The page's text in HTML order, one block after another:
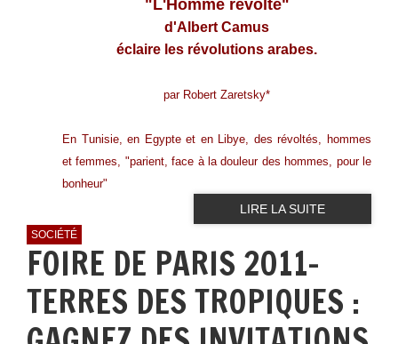
"L'Homme révolté"
d'Albert Camus
éclaire les révolutions arabes.
par Robert Zaretsky*
En Tunisie, en Egypte et en Libye, des révoltés, hommes
et femmes, "parient, face à la douleur des hommes, pour le
bonheur"
LIRE LA SUITE
SOCIÉTÉ
FOIRE DE PARIS 2011-
TERRES DES TROPIQUES :